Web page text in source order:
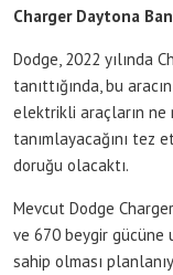
Charger Daytona
Dodge, 2022 yılında
tanıttığında, bu
elektrikli araçların ne
tanımlayacağını tez
doruğu olacaktı.
Mevcut Dodge
ve 670 beygir gücüne
sahip olması